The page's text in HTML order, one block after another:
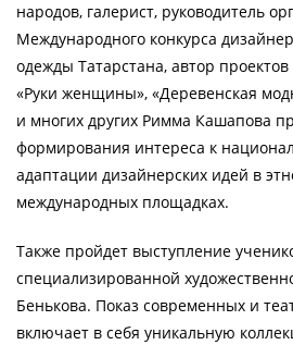
народов, галерист, руководитель
Международного конкурса
одежды Татарстана, автор проектов
«Руки женщины», «Деревенская
и многих других Римма Кашапова
формирования интереса к
адаптации дизайнерских идей в
международных площадках.
Также пройдет выступление
специализированной
Бенькова. Показ современных и
включает в себя уникальную